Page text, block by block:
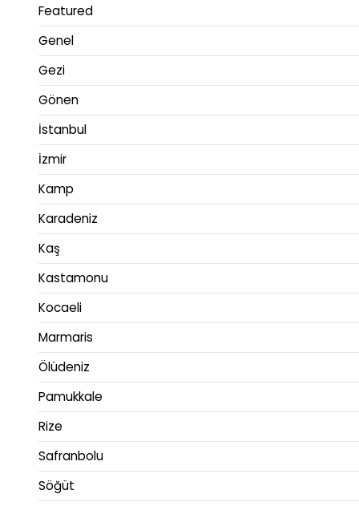
Featured
Genel
Gezi
Gönen
İstanbul
İzmir
Kamp
Karadeniz
Kaş
Kastamonu
Kocaeli
Marmaris
Ölüdeniz
Pamukkale
Rize
Safranbolu
Söğüt